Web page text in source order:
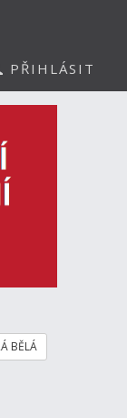
PŘIHLÁSIT
BĚLÁ